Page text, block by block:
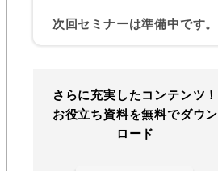
次回セミナーは準備中です。
さらに充実したコンテンツ！
お役立ち資料を無料でダウン
ロード